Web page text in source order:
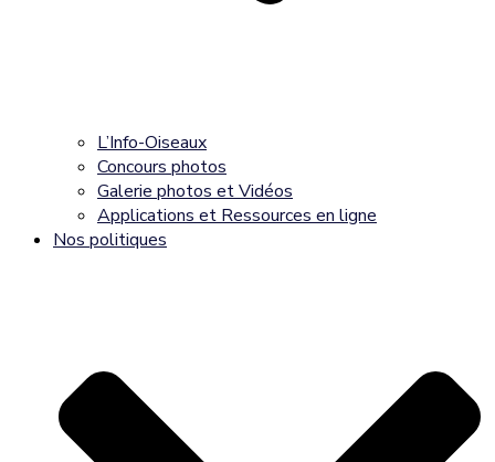
L’Info-Oiseaux
Concours photos
Galerie photos et Vidéos
Applications et Ressources en ligne
Nos politiques